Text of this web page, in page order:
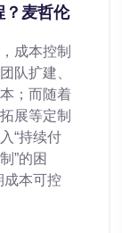
？麦哲伦
成本控制
队扩建、
；而随着
展等定制
“持续付
”的困
成本可控